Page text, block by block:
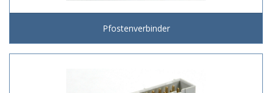
Pfostenverbinder